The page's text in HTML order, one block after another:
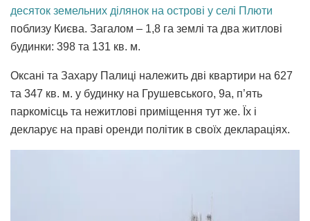
десяток земельних ділянок на острові у селі Плюти
поблизу Києва. Загалом – 1,8 га землі та два житлові
будинки: 398 та 131 кв. м.
Оксані та Захару Палиці належить дві квартири на 627
та 347 кв. м. у будинку на Грушевського, 9а, п’ять
паркомісць та нежитлові приміщення тут же. Їх і
декларує на праві оренди політик в своїх деклараціях.